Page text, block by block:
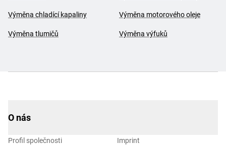
Výměna chladící kapaliny Výměna motorového oleje
Výměna tlumičů Výměna výfuků
O nás
Profil společnosti Imprint